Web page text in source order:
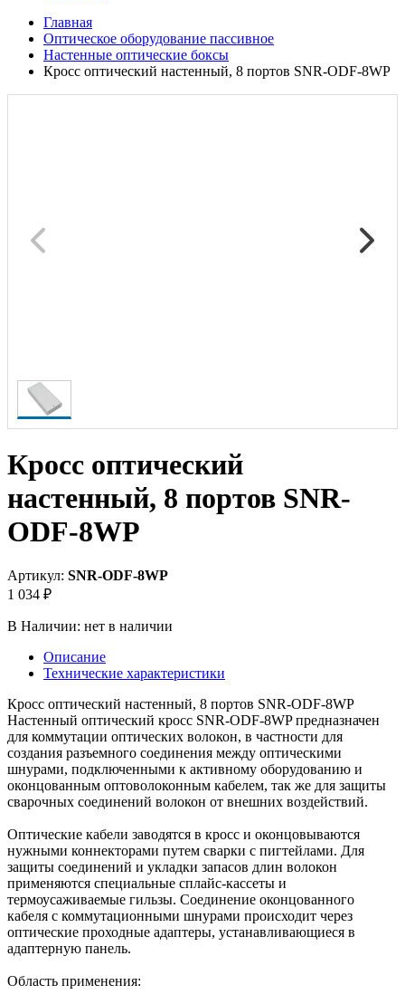
Главная
Оптическое оборудование пассивное
Настенные оптические боксы
Кросс оптический настенный, 8 портов SNR-ODF-8WP
Кросс оптический
настенный, 8 портов SNR-
ODF-8WP
Артикул: SNR-ODF-8WP
1 034 ₽
В Наличии: нет в наличии
Описание
Технические характеристики
Кросс оптический настенный, 8 портов SNR-ODF-8WP
Настенный оптический кросс SNR-ODF-8WP предназначен
для коммутации оптических волокон, в частности для
создания разъемного соединения между оптическими
шнурами, подключенными к активному оборудованию и
оконцованным оптоволоконным кабелем, так же для защиты
сварочных соединений волокон от внешних воздействий.
Оптические кабели заводятся в кросс и оконцовываются
нужными коннекторами путем сварки с пигтейлами. Для
защиты соединений и укладки запасов длин волокон
применяются специальные сплайс-кассеты и
термоусаживаемые гильзы. Соединение оконцованного
кабеля с коммутационными шнурами происходит через
оптические проходные адаптеры, устанавливающиеся в
адаптерную панель.
Область применения: